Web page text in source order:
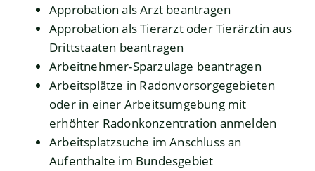
Approbation als Arzt beantragen
Approbation als Tierarzt oder Tierärztin aus
Drittstaaten beantragen
Arbeitnehmer-Sparzulage beantragen
Arbeitsplätze in Radonvorsorgegebieten
oder in einer Arbeitsumgebung mit
erhöhter Radonkonzentration anmelden
Arbeitsplatzsuche im Anschluss an
Aufenthalte im Bundesgebiet